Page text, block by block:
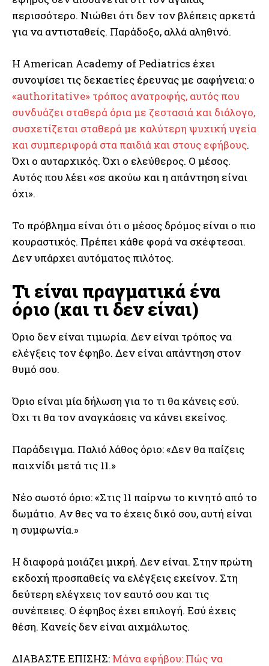
περισσότερο. Νιώθει ότι δεν τον βλέπεις αρκετά
για να αντισταθείς. Παράδοξο, αλλά αληθινό.
Η American Academy of Pediatrics έχει
συνοψίσει τις δεκαετίες έρευνας με σαφήνεια: ο
«authoritative» τρόπος ανατροφής, αυτός που
συνδυάζει σταθερά όρια με ζεστασιά και διάλογο,
συσχετίζεται σταθερά με καλύτερη ψυχική υγεία
και συμπεριφορά στα παιδιά και στους εφήβους.
Όχι ο αυταρχικός. Όχι ο ελεύθερος. Ο μέσος.
Αυτός που λέει «σε ακούω και η απάντηση είναι
όχι».
Το πρόβλημα είναι ότι ο μέσος δρόμος είναι ο πιο
κουραστικός. Πρέπει κάθε φορά να σκέφτεσαι.
Δεν υπάρχει αυτόματος πιλότος.
Τι είναι πραγματικά ένα
όριο (και τι δεν είναι)
Όριο δεν είναι τιμωρία. Δεν είναι τρόπος να
ελέγξεις τον έφηβο. Δεν είναι απάντηση στον
θυμό σου.
Όριο είναι μία δήλωση για το τι θα κάνεις εσύ.
Όχι τι θα τον αναγκάσεις να κάνει εκείνος.
Παράδειγμα. Παλιό λάθος όριο: «Δεν θα παίζεις
παιχνίδι μετά τις 11.»
Νέο σωστό όριο: «Στις 11 παίρνω το κινητό από το
δωμάτιο. Αν θες να το έχεις δικό σου, αυτή είναι
η συμφωνία.»
Η διαφορά μοιάζει μικρή. Δεν είναι. Στην πρώτη
εκδοχή προσπαθείς να ελέγξεις εκείνον. Στη
δεύτερη ελέγχεις τον εαυτό σου και τις
συνέπειες. Ο έφηβος έχει επιλογή. Εσύ έχεις
θέση. Κανείς δεν είναι αιχμάλωτος.
ΔΙΑΒΑΣΤΕ ΕΠΙΣΗΣ: Μάνα εφήβου: Πώς να